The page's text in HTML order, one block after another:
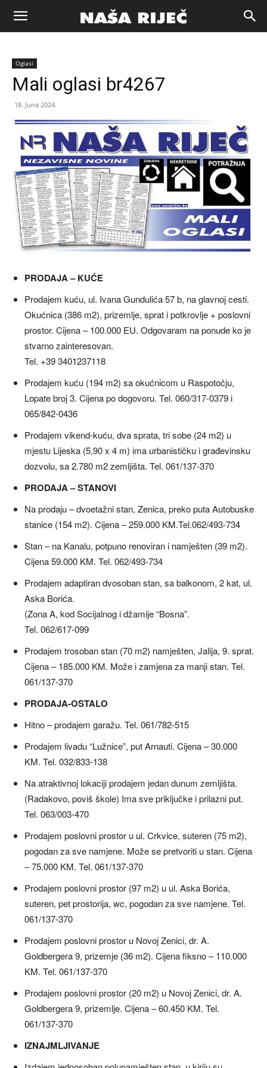
Naša
riječ
Zenica
Oglasi
Mali oglasi br4267
18. Juna 2024.
PRODAJA – KUĆE
Prodajem kuću, ul. Ivana Gundulića 57 b, na glavnoj cesti.
Okućnica (386 m2), prizemlje, sprat i potkrovlje + poslovni
prostor. Cijena – 100.000 EU. Odgovaram na ponude ko je
stvarno zainteresovan.
Tel. +39 3401237118
Prodajem kuću (194 m2) sa okućnicom u Raspotočju,
Lopate broj 3. Cijena po dogovoru. Tel. 060/317-0379 i
065/842-0436
Prodajem vikend-kuću, dva sprata, tri sobe (24 m2) u
mjestu Lijeska (5,90 x 4 m) ima urbanističku i građevinsku
dozvolu, sa 2.780 m2 zemljišta. Tel. 061/137-370
PRODAJA – STANOVI
Na prodaju – dvoetažni stan, Zenica, preko puta Autobuske
stanice (154 m2). Cijena – 259.000 KM.Tel.062/493-734
Stan – na Kanalu, potpuno renoviran i namješten (39 m2).
Cijena 59.000 KM. Tel. 062/493-734
Prodajem adaptiran dvosoban stan, sa balkonom, 2 kat, ul.
Aska Borića.
(Zona A, kod Socijalnog i džamije “Bosna”.
Tel. 062/617-099
Prodajem trosoban stan (70 m2) namješten, Jalija, 9. sprat.
Cijena – 185.000 KM. Može i zamjena za manji stan. Tel.
061/137-370
PRODAJA-OSTALO
Hitno – prodajem garažu. Tel. 061/782-515
Prodajem livadu “Lužnice”, put Arnauti. Cijena – 30.000
KM. Tel. 032/833-138
Na atraktivnoj lokaciji prodajem jedan dunum zemljišta.
(Radakovo, poviš škole) Ima sve priključke i prilazni put.
Tel. 063/003-470
Prodajem poslovni prostor u ul. Crkvice, suteren (75 m2),
pogodan za sve namjene. Može se pretvoriti u stan. Cijena
– 75.000 KM. Tel. 061/137-370
Prodajem poslovni prostor (97 m2) u ul. Aska Borića,
suteren, pet prostorija, wc, pogodan za sve namjene. Tel.
061/137-370
Prodajem poslovni prostor u Novoj Zenici, dr. A.
Goldbergera 9, prizemje (36 m2). Cijena fiksno – 110.000
KM. Tel. 061/137-370
Prodajem poslovni prostor (20 m2) u Novoj Zenici, dr. A.
Goldbergera 9, prizemlje. Cijena – 60.450 KM. Tel.
061/137-370
IZNAJMLJIVANJE